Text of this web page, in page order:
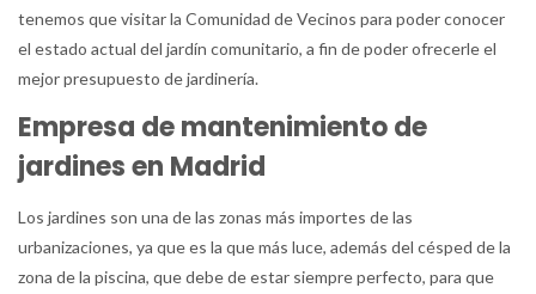
tenemos que visitar la Comunidad de Vecinos para poder conocer
el estado actual del jardín comunitario, a fin de poder ofrecerle el
mejor presupuesto de jardinería.
Empresa de mantenimiento de
jardines en Madrid
Los jardines son una de las zonas más importes de las
urbanizaciones, ya que es la que más luce, además del césped de la
zona de la piscina, que debe de estar siempre perfecto, para que